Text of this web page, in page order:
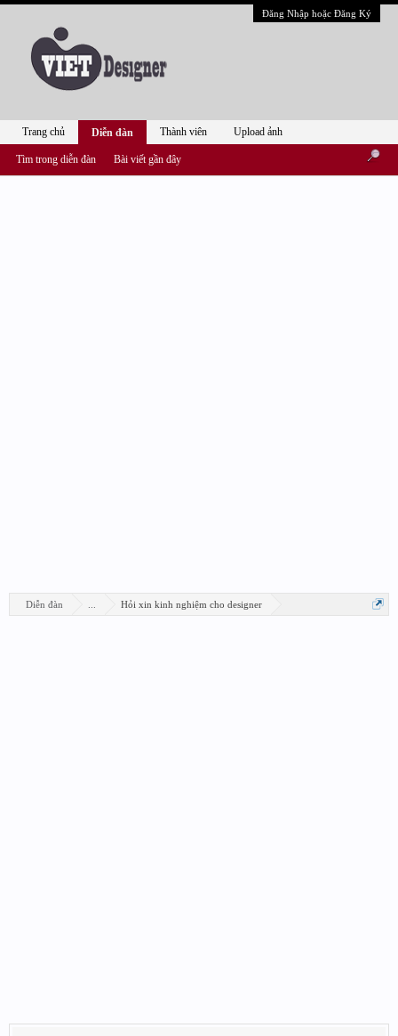
Đăng Nhập hoặc Đăng Ký
Diễn đàn Hỏi xin kinh nghiệm cho designer
Trang chủ Diễn đàn
Tìm trong diễn đàn Bài viết gần đây
Thành viên Upload ảnh